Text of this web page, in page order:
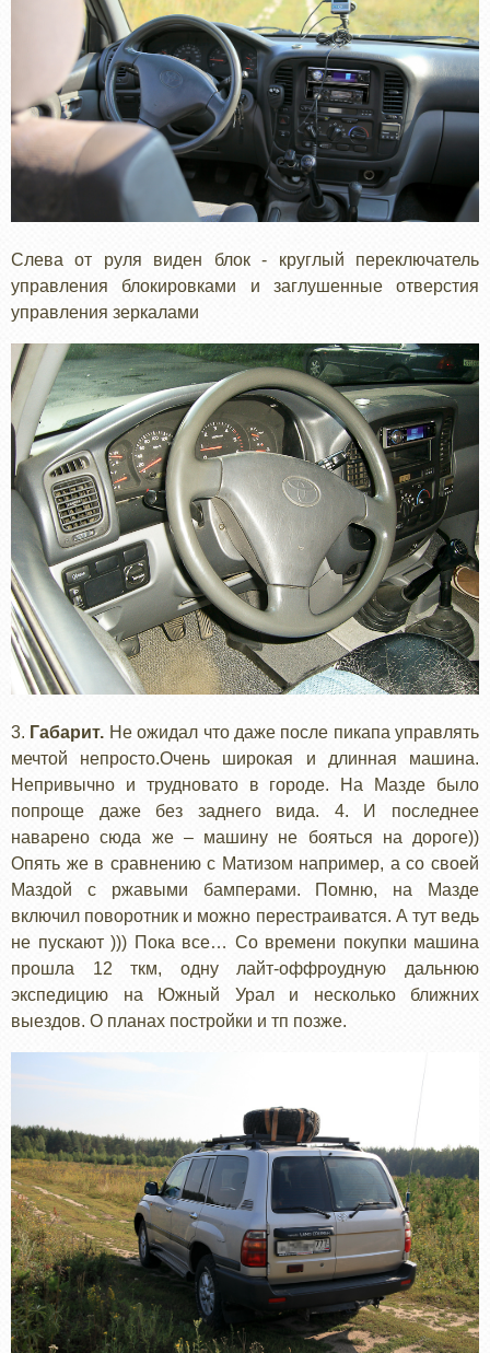
Слева от руля виден блок - круглый переключатель
управления блокировками и заглушенные отверстия
управления зеркалами
3. Габарит. Не ожидал что даже после пикапа управлять
мечтой непросто.Очень широкая и длинная машина.
Непривычно и трудновато в городе. На Мазде было
попроще даже без заднего вида. 4. И последнее
наварено сюда же – машину не бояться на дороге))
Опять же в сравнению с Матизом например, а со своей
Маздой с ржавыми бамперами. Помню, на Мазде
включил поворотник и можно перестраиватся. А тут ведь
не пускают ))) Пока все… Со времени покупки машина
прошла 12 ткм, одну лайт-оффроудную дальнюю
экспедицию на Южный Урал и несколько ближних
выездов. О планах постройки и тп позже.